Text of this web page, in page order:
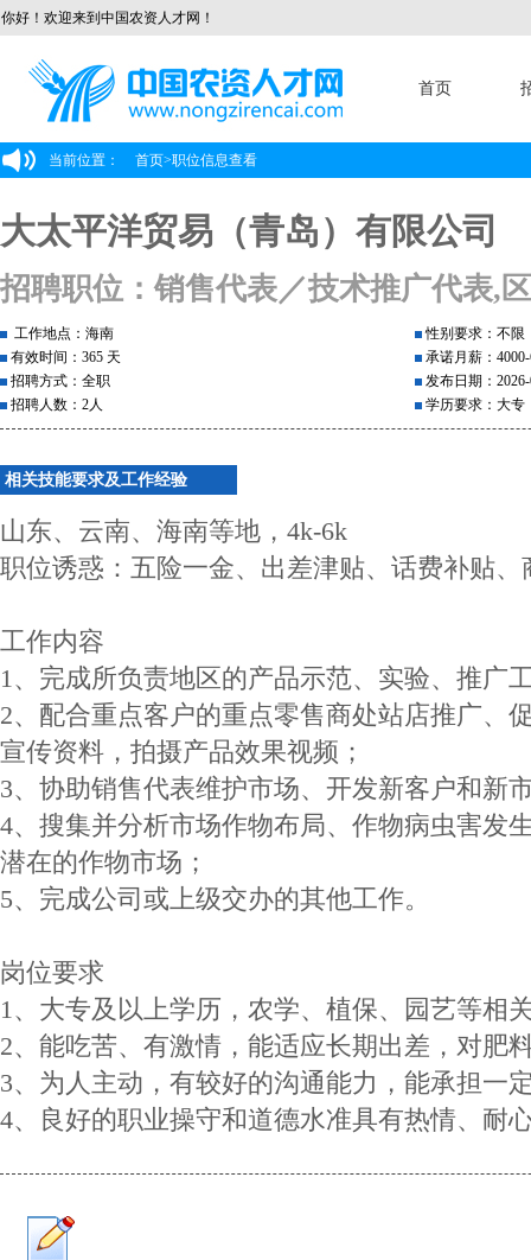
你好！欢迎来到中国农资人才网！
首页
当前位置： 首页>职位信息查看
大太平洋贸易（青岛）有限公司
招聘职位：销售代表／技术推广代表,
工作地点：海南
有效时间：365 天
招聘方式：全职
招聘人数：2人
性别要求：不限
承诺月薪：4000-
发布日期：
学历要求：大专
相关技能要求及工作经验
山东、云南、海南等地，4k-6k
职位诱惑：五险一金、出差津贴、话费补贴
工作内容
1、完成所负责地区的产品示范、实验、推广
2、配合重点客户的重点零售商处站店推广、
宣传资料，拍摄产品效果视频；
3、协助销售代表维护市场、开发新客户和新
4、搜集并分析市场作物布局、作物病虫害发
潜在的作物市场；
5、完成公司或上级交办的其他工作。
岗位要求
1、大专及以上学历，农学、植保、园艺等相
2、能吃苦、有激情，能适应长期出差，对肥
3、为人主动，有较好的沟通能力，能承担一
4、良好的职业操守和道德水准具有热情、耐